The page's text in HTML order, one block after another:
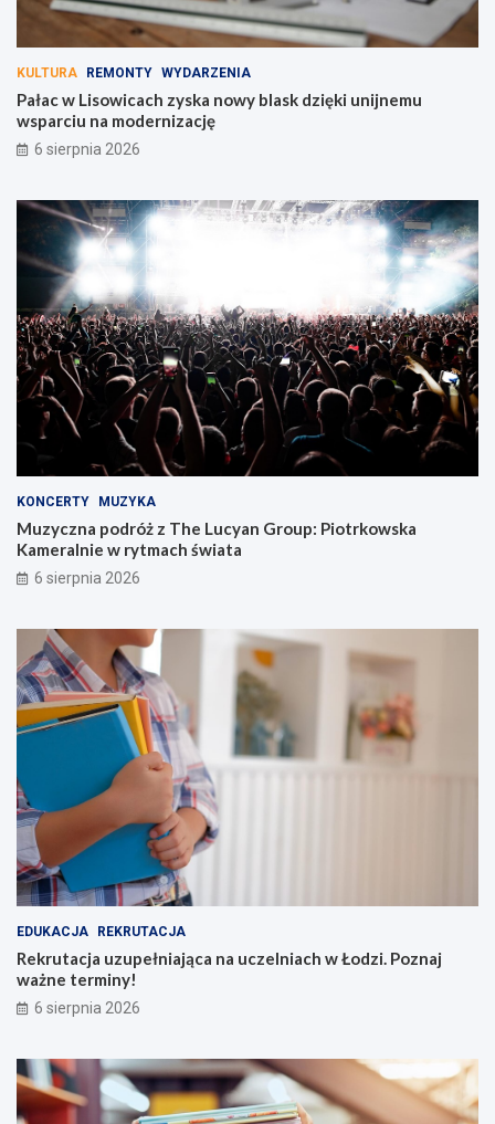
KULTURA REMONTY WYDARZENIA
Pałac w Lisowicach zyska nowy blask dzięki unijnemu
wsparciu na modernizację
6 sierpnia 2026
KONCERTY MUZYKA
Muzyczna podróż z The Lucyan Group: Piotrkowska
Kameralnie w rytmach świata
6 sierpnia 2026
EDUKACJA REKRUTACJA
Rekrutacja uzupełniająca na uczelniach w Łodzi. Poznaj
ważne terminy!
6 sierpnia 2026